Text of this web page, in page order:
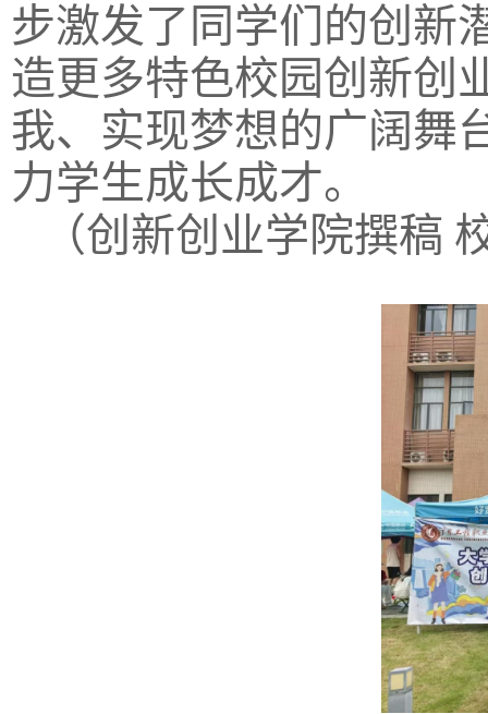
步激发了同学们的创新
造更多特色校园创新创
我、实现梦想的广阔舞
力学生成长成才。
（创新创业学院撰稿